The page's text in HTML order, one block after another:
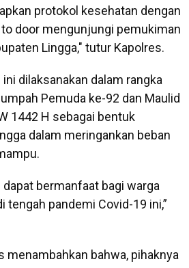
protokol kesehatan dengan
door mengunjungi pemukiman
Lingga," tutur Kapolres.
dilaksanakan dalam rangka
Pemuda ke-92 dan Maulid
1442 H sebagai bentuk
dalam meringankan beban
bermanfaat bagi warga
tengah pandemi Covid-19 ini,”
menambahkan bahwa, pihaknya